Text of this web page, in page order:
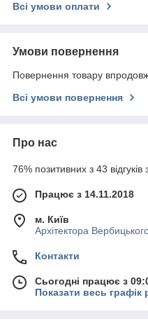
Всі умови оплати
Умови повернення
Повернення товару
Всі умови повернення
Про нас
76% позитивних з 43 відгуків
Працює з 14.11.2018
м. Київ
Архітектора
Контакти
Сьогодні працює з
Показати весь графік